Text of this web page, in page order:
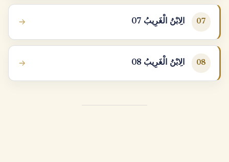
07 الِابْنُ الْغَرِيبُ 07
08 الِابْنُ الْغَرِيبُ 08